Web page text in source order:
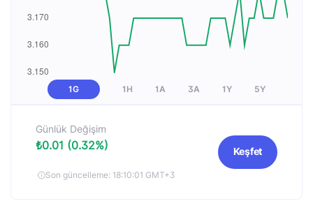
1G 1H 1A 3A 1Y 5Y
Günlük Değişim
₺0.01 (0.32%)
Son güncelleme: 18:10:01 GMT+3
Keşfet